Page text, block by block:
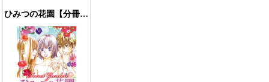
ひみつの花園【分冊版】 8話